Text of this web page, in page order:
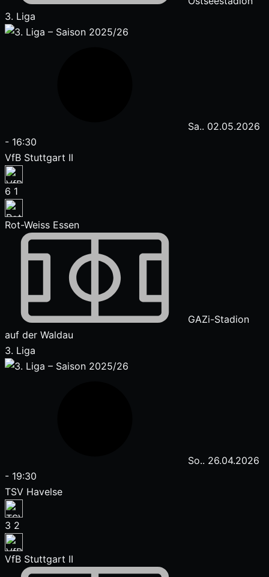
3. Liga
Sa.. 02.05.2026
- 16:30
VfB Stuttgart II
6 1
Rot-Weiss Essen
GAZi-Stadion
auf der Waldau
3. Liga
So.. 26.04.2026
- 19:30
TSV Havelse
3 2
VfB Stuttgart II